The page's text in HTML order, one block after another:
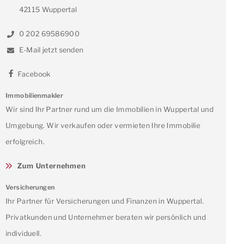
42115 Wuppertal
0 202 69586900
E-Mail jetzt senden
Facebook
Immobilienmakler
Wir sind Ihr Partner rund um die Immobilien in Wuppertal und
Umgebung. Wir verkaufen oder vermieten Ihre Immobilie
erfolgreich.
Zum Unternehmen
Versicherungen
Ihr Partner für Versicherungen und Finanzen in Wuppertal.
Privatkunden und Unternehmer beraten wir persönlich und
individuell.